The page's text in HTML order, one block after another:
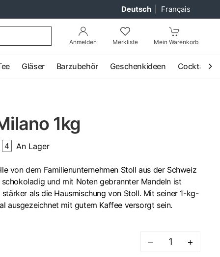
Deutsch Français
Anmelden Merkliste Mein Warenkorb
Gläser Barzubehör Geschenkideen Cocktail
1kg
4 An Lager
von dem Familienunternehmen Stoll aus der Schweiz
und mit Noten gebrannter Mandeln ist
als die Hausmischung von Stoll. Mit seiner 1-kg-
ausgezeichnet mit gutem Kaffee versorgt sein.
– +